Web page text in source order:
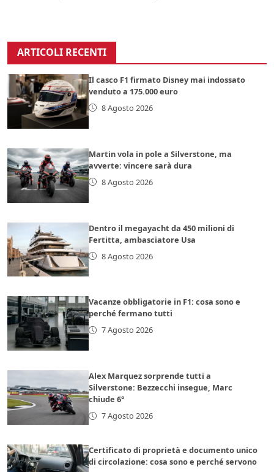
ARTICOLI RECENTI
Il casco F1 firmato Disney mai indossato
venduto a 175.000 euro
8 Agosto 2026
Martin vola in pole a Silverstone, ma
avverte: vincere sarà dura
8 Agosto 2026
Dentro il megayacht da 450 milioni di
Fertitta, ambasciatore Usa
8 Agosto 2026
Vacanze obbligatorie in F1: cosa sono e
perché fermano tutti
7 Agosto 2026
Alex Marquez sorprende tutti a
Silverstone: Bezzecchi insegue, Marc
chiude 6°
7 Agosto 2026
Certificato di proprietà e documento unico
di circolazione: cosa sono e perché servono